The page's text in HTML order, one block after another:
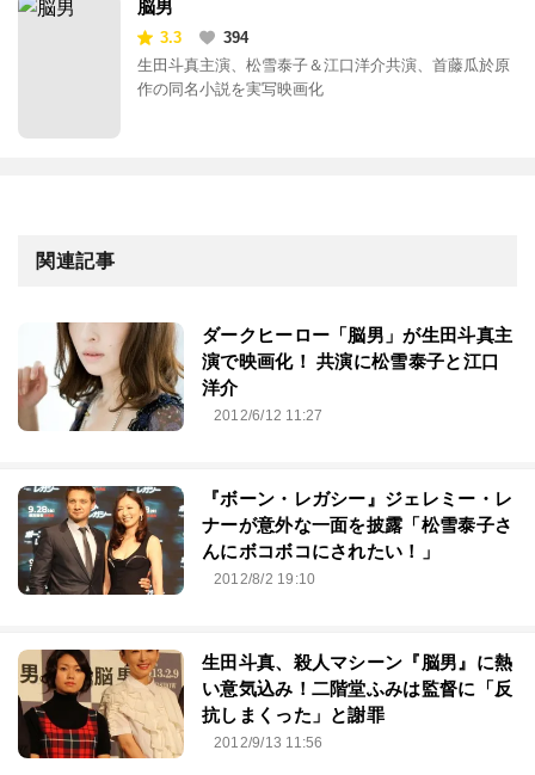
脳男
3.3
394
生田斗真主演、松雪泰子＆江口洋介共演、首藤瓜於原
作の同名小説を実写映画化
関連記事
ダークヒーロー「脳男」が生田斗真主
演で映画化！ 共演に松雪泰子と江口
洋介
2012/6/12 11:27
『ボーン・レガシー』ジェレミー・レ
ナーが意外な一面を披露「松雪泰子さ
んにボコボコにされたい！」
2012/8/2 19:10
生田斗真、殺人マシーン『脳男』に熱
い意気込み！二階堂ふみは監督に「反
抗しまくった」と謝罪
2012/9/13 11:56